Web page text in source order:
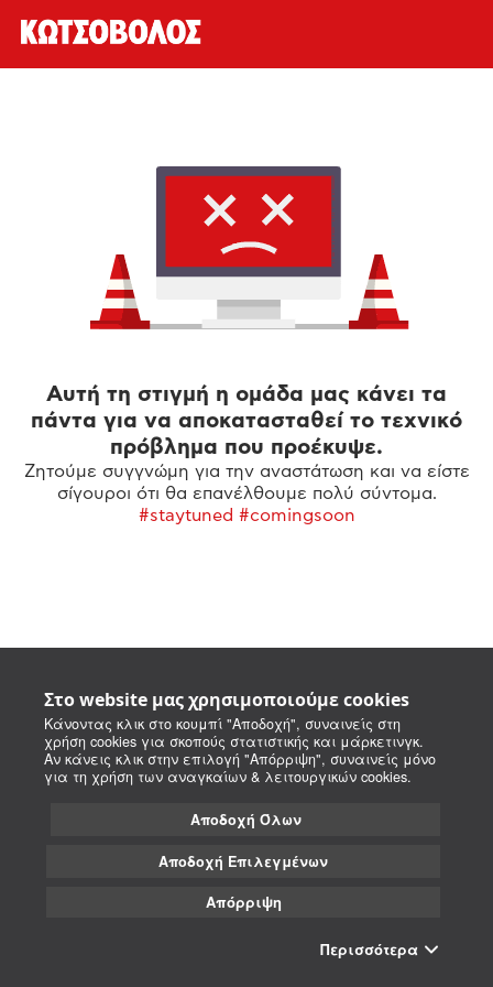
Στο website μας χρησιμοποιούμε cookies
Κάνοντας κλικ στο κουμπί "Αποδοχή", συναινείς στη
χρήση cookies για σκοπούς στατιστικής και μάρκετινγκ.
Αν κάνεις κλικ στην επιλογή "Απόρριψη", συναινείς μόνο
για τη χρήση των αναγκαίων & λειτουργικών cookies.
Αποδοχή Όλων
Αποδοχή Επιλεγμένων
Απόρριψη
Περισσότερα
Αυτή τη στιγμή η ομάδα μας κάνει τα
πάντα για να αποκατασταθεί το τεχνικό
πρόβλημα που προέκυψε.
Ζητούμε συγγνώμη για την αναστάτωση και να είστε
σίγουροι ότι θα επανέλθουμε πολύ σύντομα.
#staytuned #comingsoon